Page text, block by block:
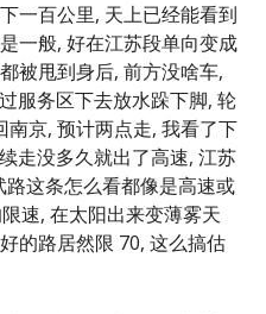
一百公里, 天上已经能看到
一般, 好在江苏段单向变成
被甩到身后, 前方没啥车,
服务区下去放水跺下脚, 轮
京, 预计两点走, 我看了下
走没多久就出了高速, 江苏
这条怎么看都像是高速或
速, 在太阳出来变薄雾天
的路居然限 70, 这么搞估